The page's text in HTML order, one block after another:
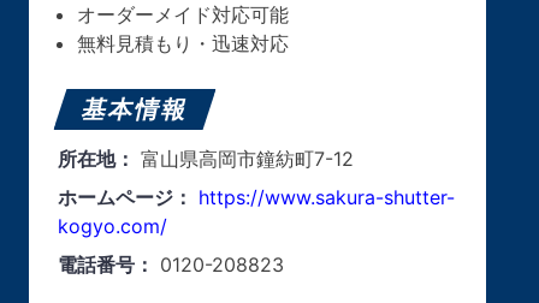
オーダーメイド対応可能
無料見積もり・迅速対応
基本情報
所在地： 富山県高岡市鐘紡町7-12
ホームページ： https://www.sakura-shutter-
kogyo.com/
電話番号： 0120-208823